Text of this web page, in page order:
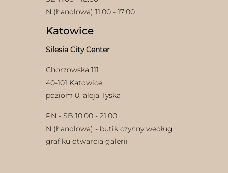
N (handlowa) 11:00 - 17:00
Katowice
Silesia City Center
Chorzowska 111
40-101 Katowice
poziom 0, aleja Tyska
PN - SB 10:00 - 21:00
N (handlowa) - butik czynny według
grafiku otwarcia galerii